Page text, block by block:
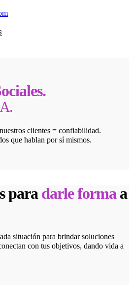
clientes = confiabilidad.
que hablan por sí mismos.
para darle forma a
situación para brindar soluciones
con tus objetivos, dando vida a